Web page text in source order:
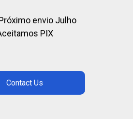
METAL PARA
INTERIOR
ESTILO
envio Julho
PIX